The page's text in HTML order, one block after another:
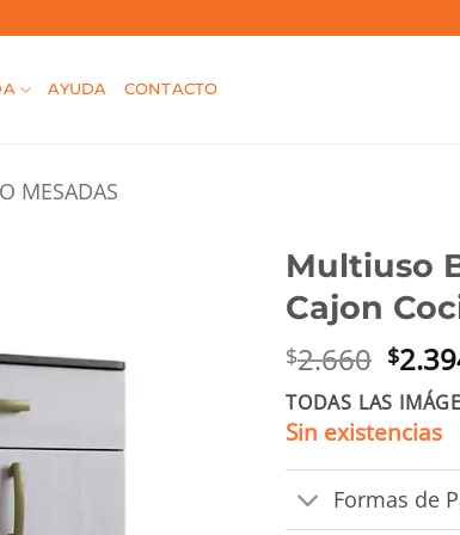
AYUDA CONTACTO
MESADAS
Multiuso
Cajon
$2.660 El
era:
$
TODAS LAS
Sin existencias
Formas de